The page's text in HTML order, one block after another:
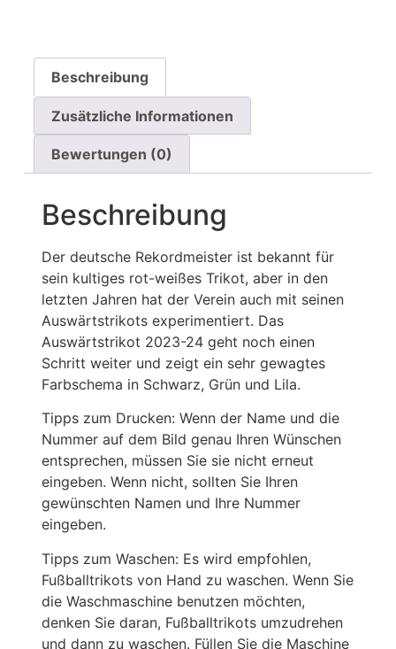
Beschreibung
Zusätzliche Informationen
Bewertungen (0)
Beschreibung
Der deutsche Rekordmeister ist bekannt für
sein kultiges rot-weißes Trikot, aber in den
letzten Jahren hat der Verein auch mit seinen
Auswärtstrikots experimentiert. Das
Auswärtstrikot 2023-24 geht noch einen
Schritt weiter und zeigt ein sehr gewagtes
Farbschema in Schwarz, Grün und Lila.
Tipps zum Drucken: Wenn der Name und die
Nummer auf dem Bild genau Ihren Wünschen
entsprechen, müssen Sie sie nicht erneut
eingeben. Wenn nicht, sollten Sie Ihren
gewünschten Namen und Ihre Nummer
eingeben.
Tipps zum Waschen: Es wird empfohlen,
Fußballtrikots von Hand zu waschen. Wenn Sie
die Waschmaschine benutzen möchten,
denken Sie daran, Fußballtrikots umzudrehen
und dann zu waschen. Füllen Sie die Maschine